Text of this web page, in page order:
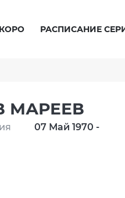
РАСПИСАНИЕ
МАРЕЕВ
07 Май 1970 -